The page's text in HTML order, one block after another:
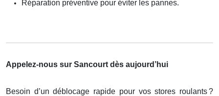
Réparation préventive pour éviter les pannes.
Appelez-nous sur Sancourt dès aujourd’hui
Besoin d’un déblocage rapide pour vos stores roulants?